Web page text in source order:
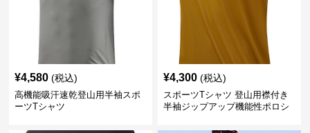
¥4,580 (税込)
高機能吸汗速乾登山用半袖スポ
ーツTシャツ
¥4,300 (税込)
スポーツTシャツ 登山用襟付き
半袖ジップアップ機能性ポロシ